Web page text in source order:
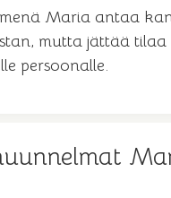
Maria antaa
mutta jättää tilaa
persoonalle.